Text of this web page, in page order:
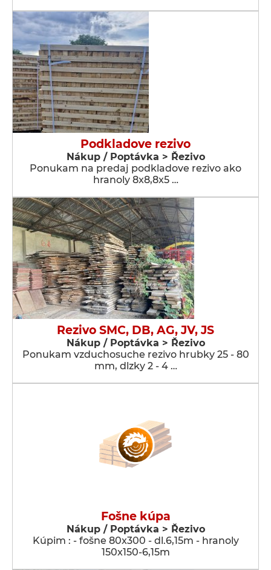
Podkladove rezivo
Nákup / Poptávka > Řezivo
Ponukam na predaj podkladove rezivo ako
hranoly 8x8,8x5 …
Rezivo SMC, DB, AG, JV, JS
Nákup / Poptávka > Řezivo
Ponukam vzduchosuche rezivo hrubky 25 - 80
mm, dlzky 2 - 4 …
Fošne kúpa
Nákup / Poptávka > Řezivo
Kúpim : - fošne 80x300 - dl.6,15m - hranoly
150x150-6,15m